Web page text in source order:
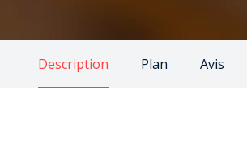
Description Plan Avis